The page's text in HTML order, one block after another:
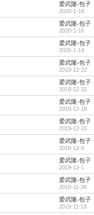
爱武隆-包子
2020-1-18
爱武隆-包子
2020-1-16
爱武隆-包子
2020-1-14
爱武隆-包子
2019-12-22
爱武隆-包子
2019-12-22
爱武隆-包子
2019-12-18
爱武隆-包子
2019-12-15
爱武隆-包子
2019-12-9
爱武隆-包子
2019-12-1
爱武隆-包子
2019-11-28
爱武隆-包子
2019-11-13